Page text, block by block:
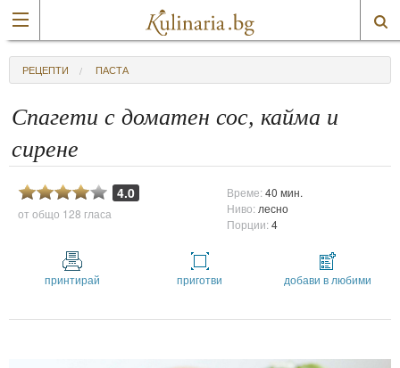
РЕЦЕПТИ ПАСТА
Спагети с доматен сос, кайма и
сирене
4.0
от общо 128 гласа
Време:40 мин.
Ниво: лесно
Порции:4
принтирай приготви добави в любими